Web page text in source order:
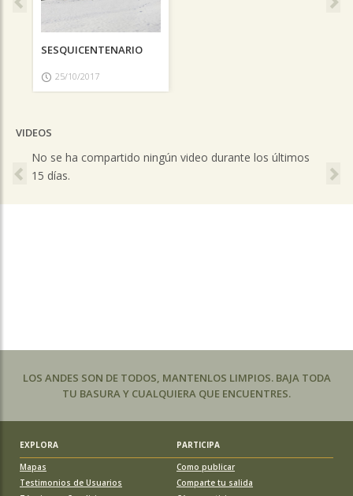
SESQUICENTENARIO
25/10/2017
VIDEOS
No se ha compartido ningún video durante los últimos
15 días.
Previous
LOS ANDES SON DE TODOS, MANTENLOS LIMPIOS. BAJA TODA
TU BASURA Y CUALQUIERA QUE ENCUENTRES.
EXPLORA
PARTICIPA
Mapas
Testimonios de Usuarios
Como publicar
Comparte tu salida